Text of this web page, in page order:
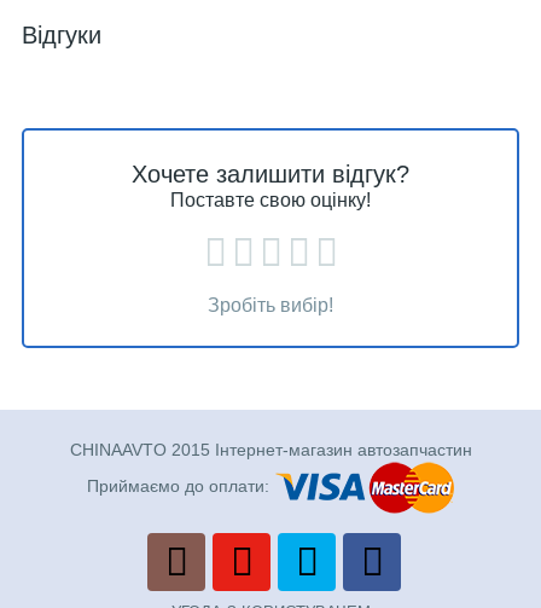
Відгуки
Хочете залишити відгук?
Поставте свою оцінку!
Зробіть вибір!
CHINAAVTO 2015 Інтернет-магазин автозапчастин
Приймаємо до оплати: